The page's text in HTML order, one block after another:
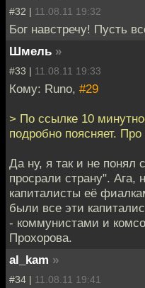
#32 | 11.08.11 19:32
Бог навстречу! Пусть
Шмель »
#33 | 11.08.11 19:33
Кому: Runo, #29
> По ссылке 10
подробно поясняет.
Да ну, я так и не понял
просрали страну". Ага,
капиталисты её
были все эти
- коммунистами и
Прохорова.
al_kam »
#34 | 11.08.11 19:41